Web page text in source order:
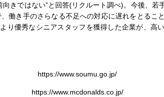
きではない”と回答(リクルート調べ)。今後、若
働き手のさらなる不足への対応に遅れをとるこ
り優秀なシニアスタッフを獲得した企業が、高
www.mcdonalds.co.jp/